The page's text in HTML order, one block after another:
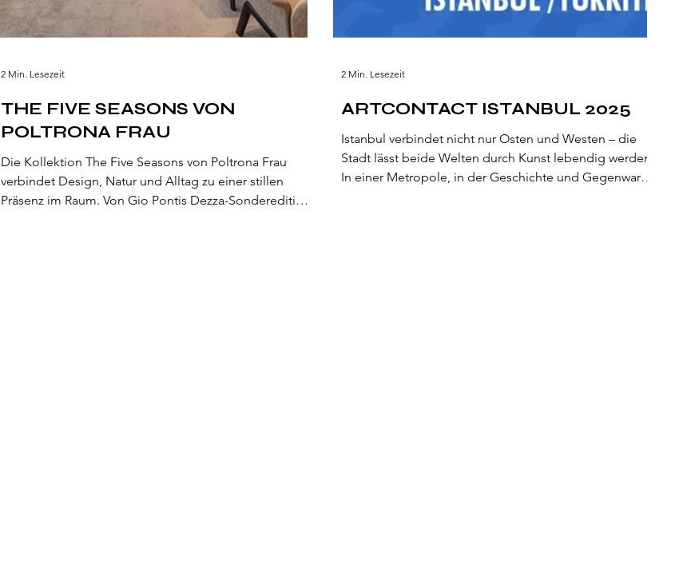
THE FIVE SEASONS VON
POLTRONA FRAU
Die Kollektion The Five Seasons von Poltrona Frau
verbindet Design, Natur und Alltag zu einer stillen
Präsenz im Raum. Von Gio Pontis Dezza-Sonderedition
2 Min. Lesezeit
ARTCONTACT ISTANBUL 2025
Istanbul verbindet nicht nur Osten und Westen – die
Stadt lässt beide Welten durch Kunst lebendig werden.
In einer Metropole, in der Geschichte und Gegenwart
2 Min. Lesezeit